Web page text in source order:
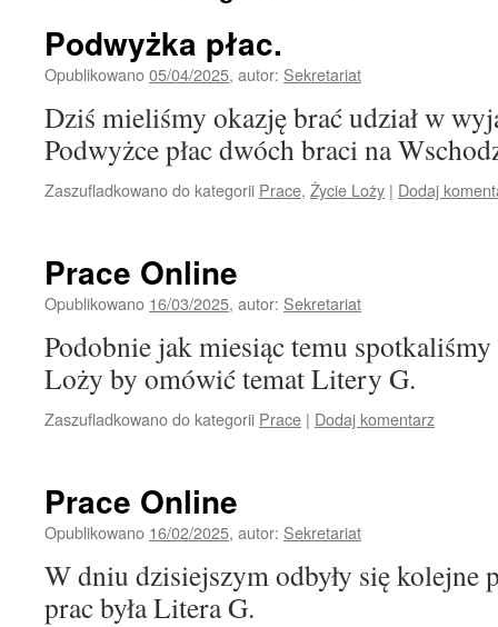
Podwyżka płac.
Opublikowano05/04/2025, autor: Sekretariat
Dziś mieliśmy okazję brać udział w
Podwyżce płac dwóch braci na
Zaszufladkowano do kategorii Prace, Życie Loży | Dodaj
Prace Online
Opublikowano 16/03/2025, autor: Sekretariat
Podobnie jak miesiąc temu
Loży by omówić temat Litery G.
Zaszufladkowano do kategorii Prace | Dodaj komentarz
Prace Online
Opublikowano 16/02/2025, autor: Sekretariat
W dniu dzisiejszym odbyły się kolejne
prac była Litera G.